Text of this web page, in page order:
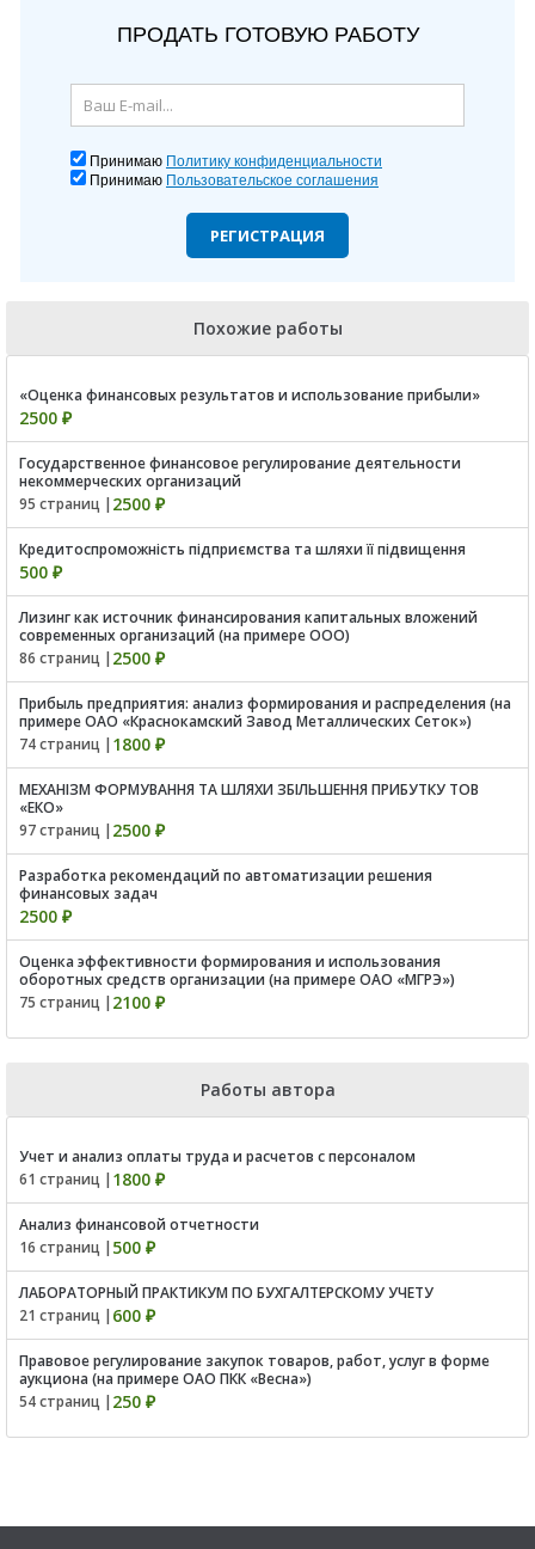
ПРОДАТЬ ГОТОВУЮ РАБОТУ
Принимаю Политику конфиденциальности
Принимаю Пользовательское соглашения
РЕГИСТРАЦИЯ
Похожие работы
«Оценка финансовых результатов и использование прибыли»
2500 ₽
Государственное финансовое регулирование деятельности
некоммерческих организаций
95 страниц | 2500 ₽
Кредитоспроможність підприємства та шляхи її підвищення
500 ₽
Лизинг как источник финансирования капитальных вложений
современных организаций (на примере ООО)
86 страниц | 2500 ₽
Прибыль предприятия: анализ формирования и распределения (на
примере ОАО «Краснокамский Завод Металлических Сеток»)
74 страниц | 1800 ₽
МЕХАНІЗМ ФОРМУВАННЯ ТА ШЛЯХИ ЗБІЛЬШЕННЯ ПРИБУТКУ ТОВ
«ЕКО»
97 страниц | 2500 ₽
Разработка рекомендаций по автоматизации решения
финансовых задач
2500 ₽
Оценка эффективности формирования и использования
оборотных средств организации (на примере ОАО «МГРЭ»)
75 страниц | 2100 ₽
Работы автора
Учет и анализ оплаты труда и расчетов с персоналом
61 страниц | 1800 ₽
Анализ финансовой отчетности
16 страниц | 500 ₽
ЛАБОРАТОРНЫЙ ПРАКТИКУМ ПО БУХГАЛТЕРСКОМУ УЧЕТУ
21 страниц | 600 ₽
Правовое регулирование закупок товаров, работ, услуг в форме
аукциона (на примере ОАО ПКК «Весна»)
54 страниц | 250 ₽